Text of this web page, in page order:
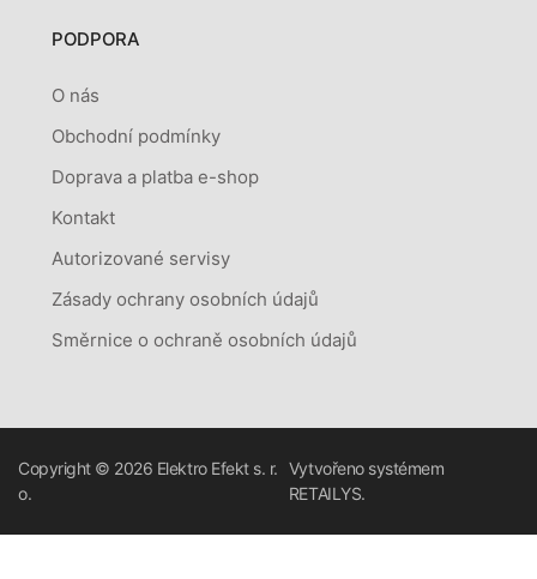
PODPORA
O nás
Obchodní podmínky
Doprava a platba e-shop
Kontakt
Autorizované servisy
Zásady ochrany osobních údajů
Směrnice o ochraně osobních údajů
Copyright © 2026 Elektro Efekt s. r.
o.
Vytvořeno systémem
RETAILYS.